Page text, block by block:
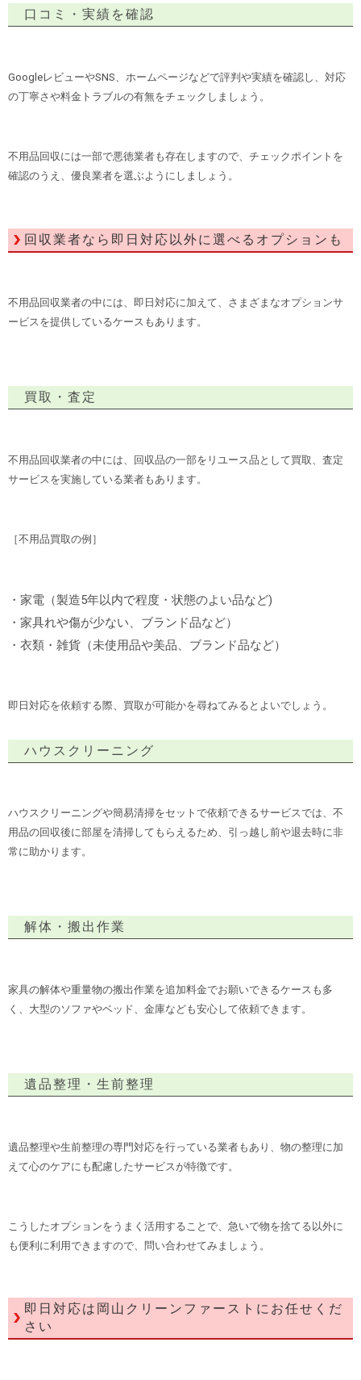
口コミ・実績を確認
GoogleレビューやSNS、ホームページなどで評判や実績を確認し、対応
の丁寧さや料金トラブルの有無をチェックしましょう。
不用品回収には一部で悪徳業者も存在しますので、チェックポイントを
確認のうえ、優良業者を選ぶようにしましょう。
回収業者なら即日対応以外に選べるオプションも
不用品回収業者の中には、即日対応に加えて、さまざまなオプションサ
ービスを提供しているケースもあります。
買取・査定
不用品回収業者の中には、回収品の一部をリユース品として買取、査定
サービスを実施している業者もあります。
［不用品買取の例］
・家電（製造5年以内で程度・状態のよい品など)
・家具れや傷が少ない、ブランド品など）
・衣類・雑貨（未使用品や美品、ブランド品など）
即日対応を依頼する際、買取が可能かを尋ねてみるとよいでしょう。
ハウスクリーニング
ハウスクリーニングや簡易清掃をセットで依頼できるサービスでは、不
用品の回収後に部屋を清掃してもらえるため、引っ越し前や退去時に非
常に助かります。
解体・搬出作業
家具の解体や重量物の搬出作業を追加料金でお願いできるケースも多
く、大型のソファやベッド、金庫なども安心して依頼できます。
遺品整理・生前整理
遺品整理や生前整理の専門対応を行っている業者もあり、物の整理に加
えて心のケアにも配慮したサービスが特徴です。
こうしたオプションをうまく活用することで、急いで物を捨てる以外に
も便利に利用できますので、問い合わせてみましょう。
即日対応は岡山クリーンファーストにお任せくだ
さい